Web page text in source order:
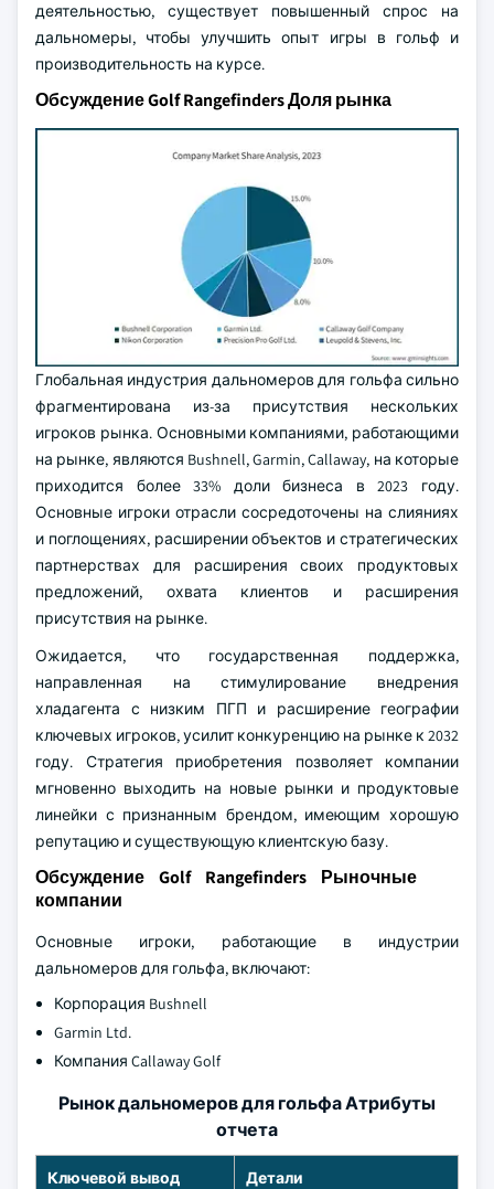
деятельностью, существует повышенный спрос на
дальномеры, чтобы улучшить опыт игры в гольф и
производительность на курсе.
Обсуждение Golf Rangefinders Доля рынка
Глобальная индустрия дальномеров для гольфа сильно
фрагментирована из-за присутствия нескольких
игроков рынка. Основными компаниями, работающими
на рынке, являются Bushnell, Garmin, Callaway, на которые
приходится более 33% доли бизнеса в 2023 году.
Основные игроки отрасли сосредоточены на слияниях
и поглощениях, расширении объектов и стратегических
партнерствах для расширения своих продуктовых
предложений, охвата клиентов и расширения
присутствия на рынке.
Ожидается, что государственная поддержка,
направленная на стимулирование внедрения
хладагента с низким ПГП и расширение географии
ключевых игроков, усилит конкуренцию на рынке к 2032
году. Стратегия приобретения позволяет компании
мгновенно выходить на новые рынки и продуктовые
линейки с признанным брендом, имеющим хорошую
репутацию и существующую клиентскую базу.
Обсуждение Golf Rangefinders Рыночные
компании
Основные игроки, работающие в индустрии
дальномеров для гольфа, включают:
Корпорация Bushnell
Garmin Ltd.
Компания Callaway Golf
Рынок дальномеров для гольфа Атрибуты
отчета
Ключевой вывод Детали